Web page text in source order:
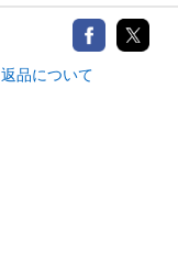
世界文化社
徳川家康 戦のな
い世をつくった...
返品について